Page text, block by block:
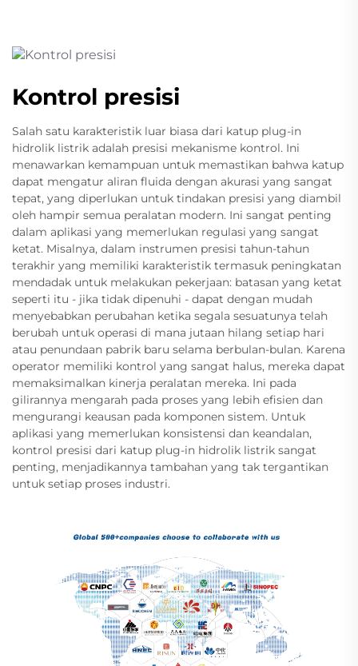
Kontrol presisi
Salah satu karakteristik luar biasa dari katup plug-in
hidrolik listrik adalah presisi mekanisme kontrol. Ini
menawarkan kemampuan untuk memastikan bahwa katup
dapat mengatur aliran fluida dengan akurasi yang sangat
tepat, yang diperlukan untuk tindakan presisi yang diambil
oleh hampir semua peralatan modern. Ini sangat penting
dalam aplikasi yang memerlukan regulasi yang sangat
ketat. Misalnya, dalam instrumen presisi tahun-tahun
terakhir yang memiliki karakteristik termasuk peningkatan
mendadak untuk melakukan pekerjaan: batasan yang ketat
seperti itu - jika tidak dipenuhi - dapat dengan mudah
menyebabkan perubahan ketika segala sesuatunya telah
berubah untuk operasi di mana jutaan hilang setiap hari
atau penundaan pabrik baru selama berbulan-bulan. Karena
operator memiliki kontrol yang sangat halus, mereka dapat
memaksimalkan kinerja peralatan mereka. Ini pada
gilirannya mengarah pada proses yang lebih efisien dan
mengurangi keausan pada komponen sistem. Untuk
aplikasi yang memerlukan konsistensi dan keandalan,
kontrol presisi dari katup plug-in hidrolik listrik sangat
penting, menjadikannya tambahan yang tak tergantikan
untuk setiap proses industri.